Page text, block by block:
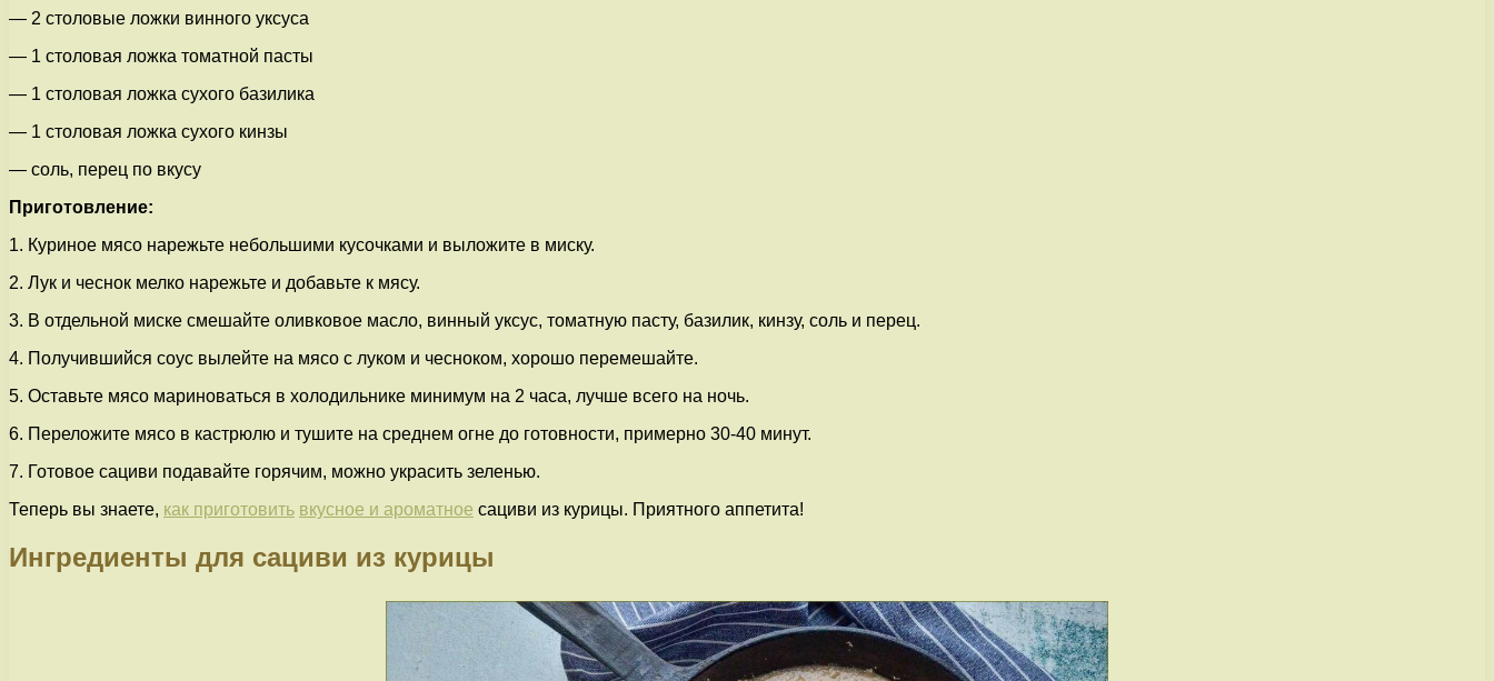
— 2 столовые ложки винного уксуса
— 1 столовая ложка томатной пасты
— 1 столовая ложка сухого базилика
— 1 столовая ложка сухого кинзы
— соль, перец по вкусу
Приготовление:
1. Куриное мясо нарежьте небольшими кусочками и выложите в миску.
2. Лук и чеснок мелко нарежьте и добавьте к мясу.
3. В отдельной миске смешайте оливковое масло, винный уксус, томатную пасту, базилик, кинзу, соль и перец.
4. Получившийся соус вылейте на мясо с луком и чесноком, хорошо перемешайте.
5. Оставьте мясо мариноваться в холодильнике минимум на 2 часа, лучше всего на ночь.
6. Переложите мясо в кастрюлю и тушите на среднем огне до готовности, примерно 30-40 минут.
7. Готовое сациви подавайте горячим, можно украсить зеленью.
Теперь вы знаете, как приготовить вкусное и ароматное сациви из курицы. Приятного аппетита!
Ингредиенты для сациви из курицы